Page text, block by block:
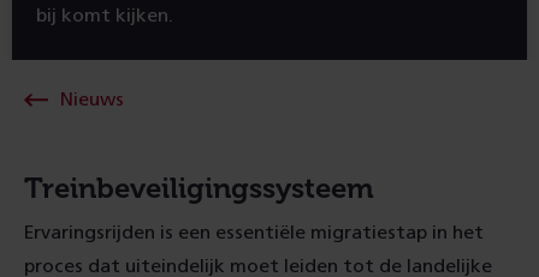
bij komt kijken.
Nieuws
Treinbeveiligingssysteem
Ervaringsrijden is een essentiële migratiestap in het
proces dat uiteindelijk moet leiden tot de landelijke